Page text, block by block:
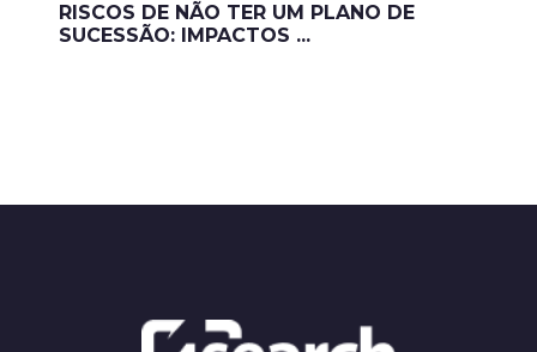
RISCOS DE NÃO TER UM PLANO DE
SUCESSÃO: IMPACTOS ...